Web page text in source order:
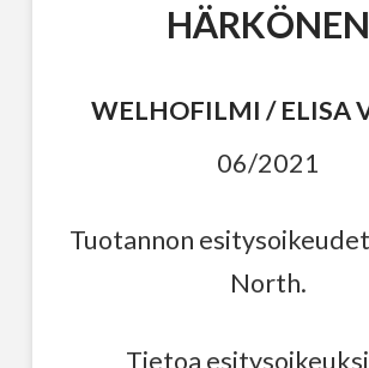
HÄRKÖNEN
WELHOFILMI / ELISA
06/2021
Tuotannon
North.
Tietoa